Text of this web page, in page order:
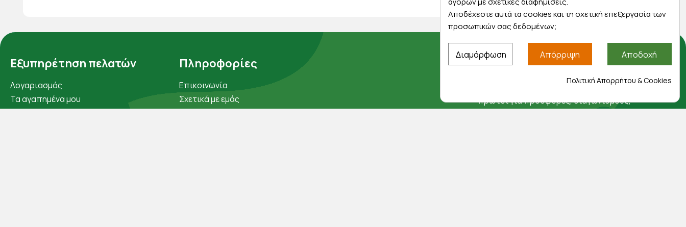
Εξυπηρέτηση πελατών
Λογαριασμός
Τα αγαπημένα μου
Πληροφορίες
Επικοινωνία
Σχετικά με εμάς
Αποκλειστικές προσφορές
Εγγραφείτε με το email σας για να ενημερώνεστε
πρώτοι για προσφορές, διαγωνισμούς,
Αποδέχεστε αυτά τα cookies και τη σχετική επεξεργασία των
προσωπικών σας δεδομένων;
Διαμόρφωση Απόρριψη Αποδοχή
Πολιτική Απορρήτου & Cookies